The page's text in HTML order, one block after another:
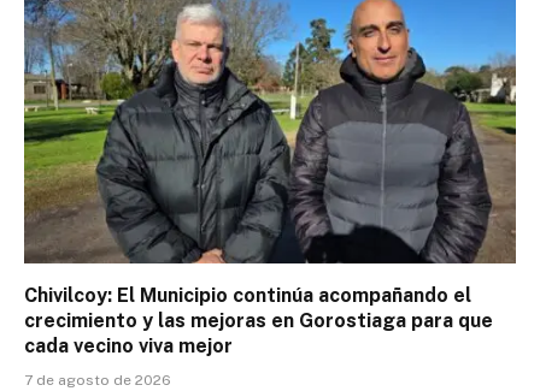
Chivilcoy: El Municipio continúa acompañando el
crecimiento y las mejoras en Gorostiaga para que
cada vecino viva mejor
7 de agosto de 2026